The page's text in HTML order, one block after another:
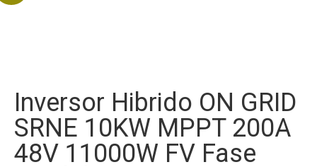
Inversor Hibrido ON GRID
SRNE 10KW MPPT 200A
48V 11000W FV Fase